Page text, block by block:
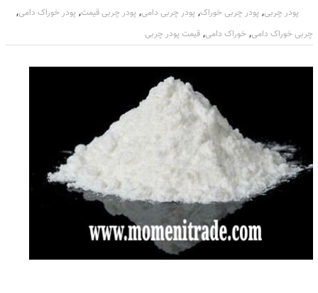
پودر چربی, پودر چربی خوراک, پودر چربی دامی, پودر چربی قیمت, پودر خوراک دامی,
چربی خوراک دامی, خوراک دامی, قیمت پودر چربی